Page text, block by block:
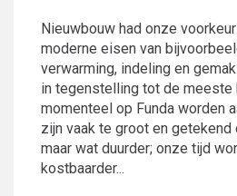
Nieuwbouw had onze
moderne eisen van
verwarming, indeling en
in tegenstelling tot de meeste
momenteel op Funda worden
zijn vaak te groot en getekend
maar wat duurder; onze tijd
kostbaarder...